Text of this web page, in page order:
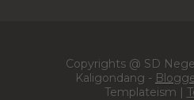
Copyrights @ SD
Kaligondang -
Templateism |